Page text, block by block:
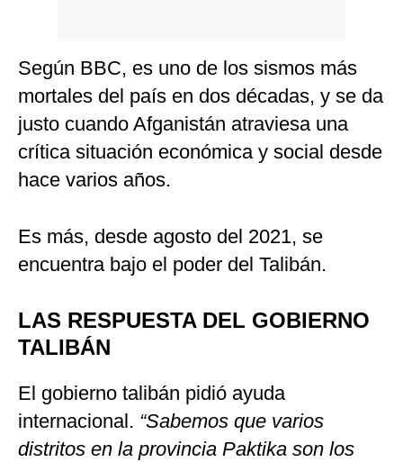
Según BBC, es uno de los sismos más
mortales del país en dos décadas, y se da
justo cuando Afganistán atraviesa una
crítica situación económica y social desde
hace varios años.
Es más, desde agosto del 2021, se
encuentra bajo el poder del Talibán.
LAS RESPUESTA DEL GOBIERNO
TALIBÁN
El gobierno talibán pidió ayuda
internacional. “Sabemos que varios
distritos en la provincia Paktika son los